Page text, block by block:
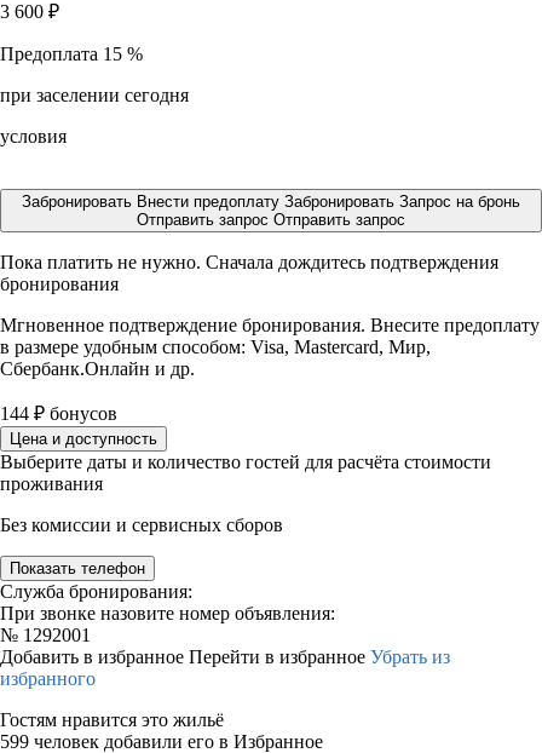
3 600 ₽
Предоплата 15 %
при заселении сегодня
условия
Забронировать Внести предоплату Забронировать Запрос на бронь
Отправить запрос Отправить запрос
Пока платить не нужно. Сначала дождитесь подтверждения
бронирования
Мгновенное подтверждение бронирования. Внесите предоплату
в размере удобным способом: Visa, Mastercard, Мир,
Сбербанк.Онлайн и др.
144 ₽ бонусов
Цена и доступность
Выберите даты и количество гостей для расчёта стоимости
проживания
Без комиссии и сервисных сборов
Показать телефон
Служба бронирования:
При звонке назовите номер объявления:
№ 1292001
Добавить в избранное Перейти в избранное Убрать из
избранного
Гостям нравится это жильё
599 человек добавили его в Избранное